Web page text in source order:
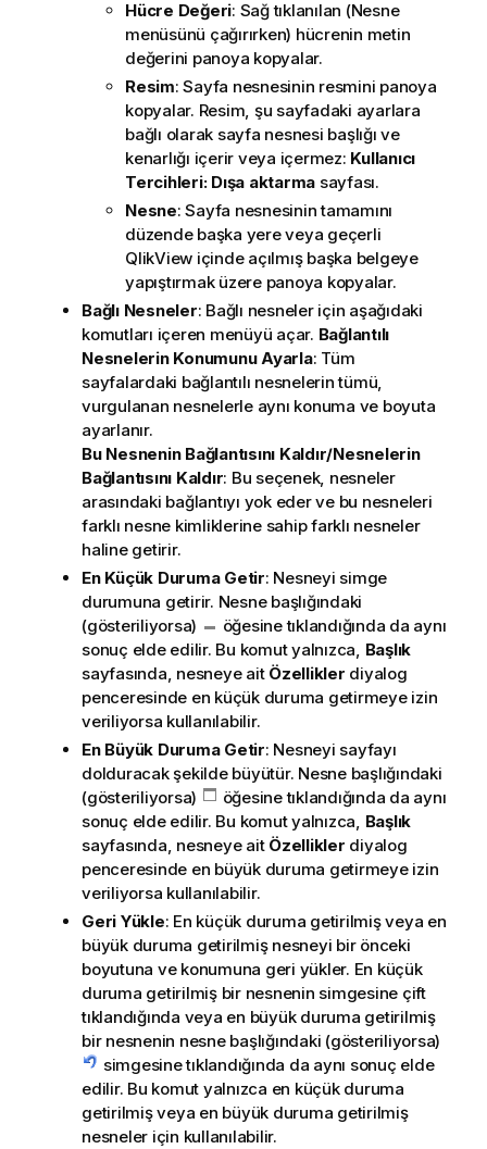
Hücre Değeri: Sağ tıklanılan (Nesne
menüsünü çağırırken) hücrenin metin
değerini panoya kopyalar.
Resim: Sayfa nesnesinin resmini panoya
kopyalar. Resim, şu sayfadaki ayarlara
bağlı olarak sayfa nesnesi başlığı ve
kenarlığı içerir veya içermez: Kullanıcı
Tercihleri: Dışa aktarma sayfası.
Nesne: Sayfa nesnesinin tamamını
düzende başka yere veya geçerli
QlikView içinde açılmış başka belgeye
yapıştırmak üzere panoya kopyalar.
Bağlı Nesneler: Bağlı nesneler için aşağıdaki
komutları içeren menüyü açar. Bağlantılı
Nesnelerin Konumunu Ayarla: Tüm
sayfalardaki bağlantılı nesnelerin tümü,
vurgulanan nesnelerle aynı konuma ve boyuta
ayarlanır.
Bu Nesnenin Bağlantısını Kaldır/Nesnelerin
Bağlantısını Kaldır: Bu seçenek, nesneler
arasındaki bağlantıyı yok eder ve bu nesneleri
farklı nesne kimliklerine sahip farklı nesneler
haline getirir.
En Küçük Duruma Getir: Nesneyi simge
durumuna getirir. Nesne başlığındaki
(gösteriliyorsa)
öğesine tıklandığında da aynı
sonuç elde edilir. Bu komut yalnızca, Başlık
sayfasında, nesneye ait Özellikler diyalog
penceresinde en küçük duruma getirmeye izin
veriliyorsa kullanılabilir.
En Büyük Duruma Getir: Nesneyi sayfayı
dolduracak şekilde büyütür. Nesne başlığındaki
(gösteriliyorsa)
öğesine tıklandığında da aynı
sonuç elde edilir. Bu komut yalnızca, Başlık
sayfasında, nesneye ait Özellikler diyalog
penceresinde en büyük duruma getirmeye izin
veriliyorsa kullanılabilir.
Geri Yükle: En küçük duruma getirilmiş veya en
büyük duruma getirilmiş nesneyi bir önceki
boyutuna ve konumuna geri yükler. En küçük
duruma getirilmiş bir nesnenin simgesine çift
tıklandığında veya en büyük duruma getirilmiş
bir nesnenin nesne başlığındaki (gösteriliyorsa)
simgesine tıklandığında da aynı sonuç elde
edilir. Bu komut yalnızca en küçük duruma
getirilmiş veya en büyük duruma getirilmiş
nesneler için kullanılabilir.